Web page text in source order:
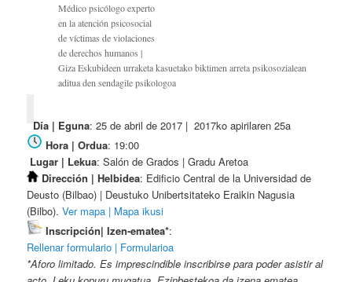
Médico psicólogo experto
en la atención psicosocial
de víctimas de violaciones
de derechos humanos |
Giza Eskubideen urraketa kasuetako biktimen arreta psikosozialean
aditua den sendagile psikologoa
Día | Eguna: 25 de abril de 2017 | 2017ko apirilaren 25a
Hora | Ordua: 19:00
Lugar | Lekua: Salón de Grados | Gradu Aretoa
Dirección | Helbidea: Edificio Central de la Universidad de
Deusto (Bilbao) | Deustuko Unibertsitateko Eraikin Nagusia
(Bilbo).Ver mapa | Mapa ikusi
Inscripción| Izen-ematea*:
Rellenar formulario | Formularioa
*Aforo limitado. Es imprescindible inscribirse para poder asistir al